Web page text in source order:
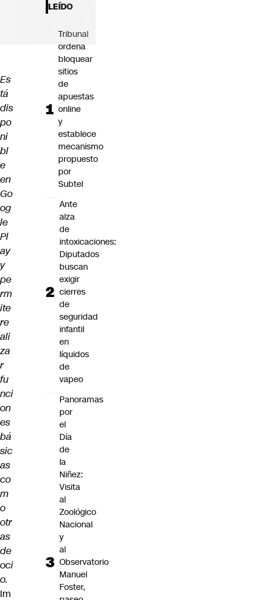
Es
tá
dis
po
ni
bl
e
en
Go
og
le
Pl
ay
y
pe
rm
ite
re
ali
za
r
fu
nci
on
es
bá
sic
as
co
m
o
otr
as
de
oci
o.
Im
LEÍDO
Tribunal
ordena
bloquear
sitios
de
apuestas
online
y
establece
mecanismo
propuesto
por
Subtel
Ante
alza
de
intoxicaciones:
Diputados
buscan
exigir
cierres
de
seguridad
infantil
en
líquidos
de
vapeo
Panoramas
por
el
Día
de
la
Niñez:
Visita
al
Zoológico
Nacional
y
al
Observatorio
Manuel
Foster,